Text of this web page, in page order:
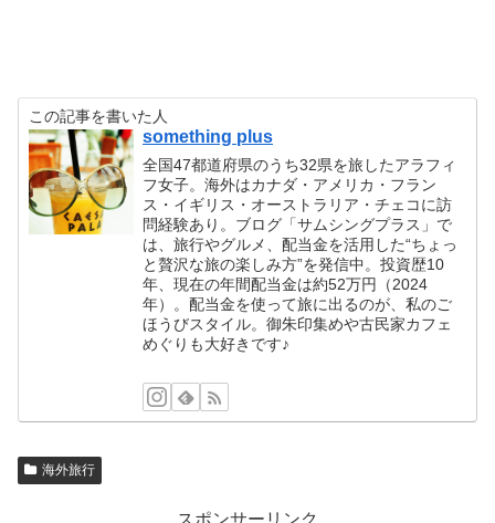
この記事を書いた人
something plus
全国47都道府県のうち32県を旅したアラフィ
フ女子。海外はカナダ・アメリカ・フラン
ス・イギリス・オーストラリア・チェコに訪
問経験あり。ブログ「サムシングプラス」で
は、旅行やグルメ、配当金を活用した“ちょっ
と贅沢な旅の楽しみ方”を発信中。投資歴10
年、現在の年間配当金は約52万円（2024
年）。配当金を使って旅に出るのが、私のご
ほうびスタイル。御朱印集めや古民家カフェ
めぐりも大好きです♪
海外旅行